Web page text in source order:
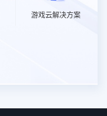
游戏云解决方案